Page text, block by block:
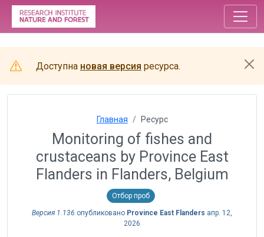
Доступна новая версия ресурса.
Главная Ресурс
Monitoring of fishes and
crustaceans by Province East
Flanders in Flanders, Belgium
Отбор проб
Версия 1.136 опубликовано Province East Flanders апр. 12,
2026